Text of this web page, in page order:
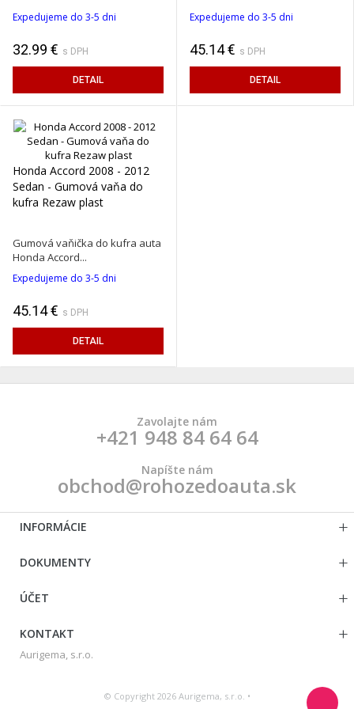
Expedujeme do 3-5 dni
32.99 € s DPH
DETAIL
Expedujeme do 3-5 dni
45.14 € s DPH
DETAIL
Honda Accord 2008 - 2012
Sedan - Gumová vaňa do
kufra Rezaw plast
Gumová vaňička do kufra auta
Honda Accord...
Expedujeme do 3-5 dni
45.14 € s DPH
DETAIL
Zavolajte nám
+421 948 84 64 64
Napíšte nám
obchod@rohozedoauta.sk
INFORMÁCIE
DOKUMENTY
ÚČET
KONTAKT
Aurigema, s.r.o.
© Copyright 2026 Aurigema, s.r.o. •